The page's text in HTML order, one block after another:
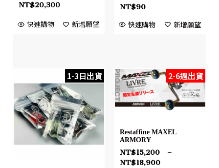
NT$20,300
快速購物 新增願望
NT$90
快速購物 新增願望
1-3日出貨 2-6週出貨
Restaffine MAXEL
ARMORY
NT$15,200
–
NT$18,900